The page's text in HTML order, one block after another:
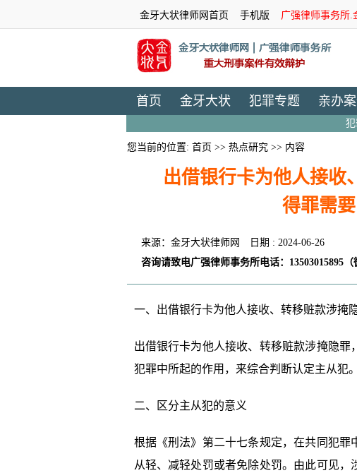
金牙大状律师网首页 手机版 广强律师事务所.
首页 金牙大状 犯罪专题 亲办案
您当前的位置: 首页 >> 热点研究>> 内容
出借银行卡为他人接收
得罪需
来源：金牙大状律师网
日期 : 2024-06-26
咨询请致电广强律师事务所电话：13503015895（
一、出借银行卡为他人接收、转移赃款涉掩
出借银行卡为他人接收、转移赃款涉掩隐
犯罪中所起的作用，来综合判断认定主从犯。
二、区分主从犯的意义
根据《刑法》第二十七条规定，在共同犯
从轻、减轻处罚或者免除处罚。由此可见